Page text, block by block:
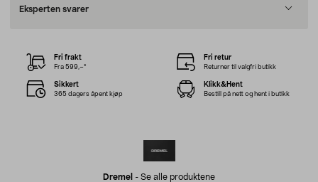
Eksperten svarer
Dremel - Se alle produktene
Fri frakt
Fra 599,–*
Fri retur
Returner til valgfri butikk
Sikkert
365 dagers åpent kjøp
Klikk&Hent
Bestill på nett og hent i butikk